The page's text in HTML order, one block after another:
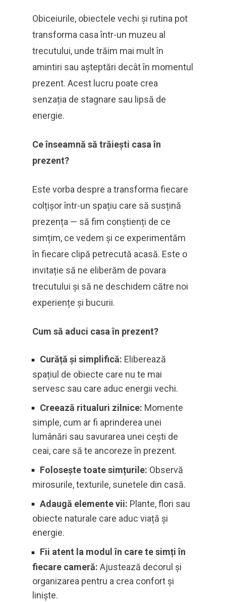
Obiceiurile, obiectele vechi și rutina pot
transforma casa într-un muzeu al
trecutului, unde trăim mai mult în
amintiri sau așteptări decât în momentul
prezent. Acest lucru poate crea
senzația de stagnare sau lipsă de
energie.
Ce înseamnă să trăiești casa în
prezent?
Este vorba despre a transforma fiecare
colțișor într-un spațiu care să susțină
prezența — să fim conștienți de ce
simțim, ce vedem și ce experimentăm
în fiecare clipă petrecută acasă. Este o
invitație să ne eliberăm de povara
trecutului și să ne deschidem către noi
experiențe și bucurii.
Cum să aduci casa în prezent?
Curăță și simplifică: Eliberează
spațiul de obiecte care nu te mai
servesc sau care aduc energii vechi.
Creează ritualuri zilnice: Momente
simple, cum ar fi aprinderea unei
lumânări sau savurarea unei cești de
ceai, care să te ancoreze în prezent.
Folosește toate simțurile: Observă
mirosurile, texturile, sunetele din casă.
Adaugă elemente vii: Plante, flori sau
obiecte naturale care aduc viață și
energie.
Fii atent la modul în care te simți în
fiecare cameră: Ajustează decorul și
organizarea pentru a crea confort și
liniște.